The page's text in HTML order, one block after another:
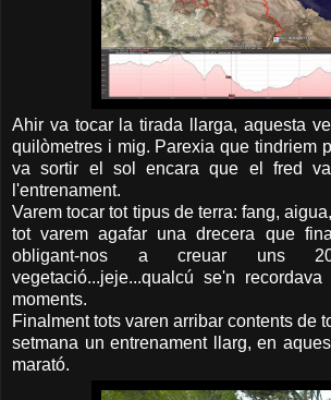
Ahir va tocar la tirada llarga, aquesta
quilòmetres i mig. Parexia que tindriem
va sortir el sol encara que el fred
l'entrenament.
Varem tocar tot tipus de terra: fang,
tot varem agafar una drecera que
obligant-nos a creuar uns
vegetació...jeje...qualcú se'n
moments.
Finalment tots varen arribar contents de
setmana un entrenament llarg, en
marató.